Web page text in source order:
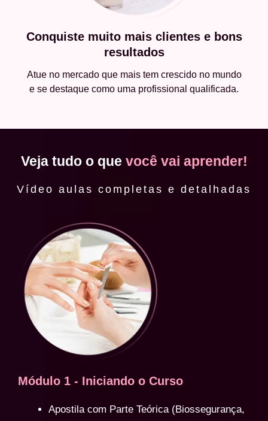
Conquiste muito mais clientes e bons
resultados
Atue no mercado que mais tem crescido no mundo
e se destaque como uma profissional qualificada.
Veja tudo o que você vai aprender!
Vídeo aulas completas e detalhadas
Módulo 1 - Iniciando o Curso
Apostila com Parte Teórica (Biossegurança,